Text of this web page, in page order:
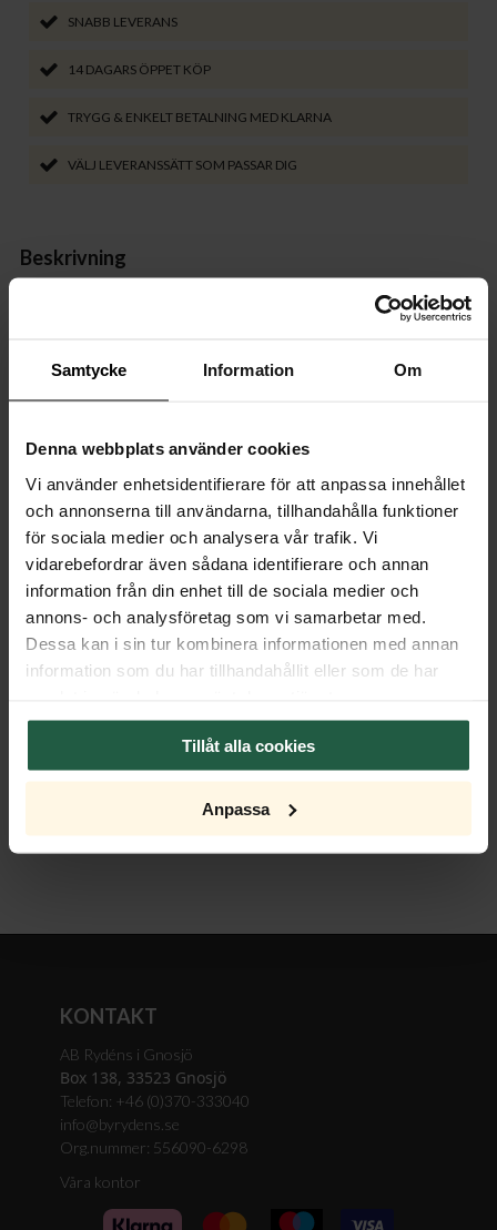
Samtycke Information Om
Denna webbplats använder cookies
Vi använder enhetsidentifierare för att anpassa innehållet
och annonserna till användarna, tillhandahålla funktioner
för sociala medier och analysera vår trafik. Vi
vidarebefordrar även sådana identifierare och annan
information från din enhet till de sociala medier och
annons- och analysföretag som vi samarbetar med.
Dessa kan i sin tur kombinera informationen med annan
information som du har tillhandahållit eller som de har
Tillåt alla cookies
Anpassa
SNABB LEVERANS
14 DAGARS ÖPPET KÖP
TRYGG & ENKELT BETALNING MED KLARNA
VÄLJ LEVERANSSÄTT SOM PASSAR DIG
Beskrivning
Ibland är olyckan framme och ett glas går sönder. Som tur är
har vi reservglas på lager så du kan byta ut det trasiga glaset
Smart bordslampa
Specifikationer
Egenskaper
Transformator
Dimmer
Ljuskälla
KONTAKT
AB Rydéns i Gnosjö
Box 138, 33523 Gnosjö
Telefon: +46 (0)370-333040
info@byrydens.se
Org.nummer: 556090-6298
Våra kontor